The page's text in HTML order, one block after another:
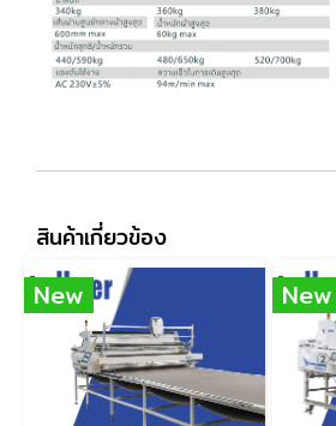
สินค้าเกี่ยวข้อง
New New